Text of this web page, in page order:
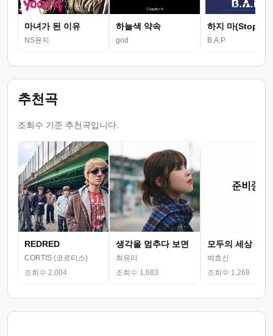
마녀가 된 이유
NS윤지
하늘색 약속
god
하지 마(Stop It)
B.A.P
추천곡
조회수 기준 추천곡입니다.
REDRED
CORTIS (코르티스)
조회수 2,004
생각을 멈추다 보면
최유리
조회수 1,683
모두의 세상 (뮤
박효신
조회수 1,268